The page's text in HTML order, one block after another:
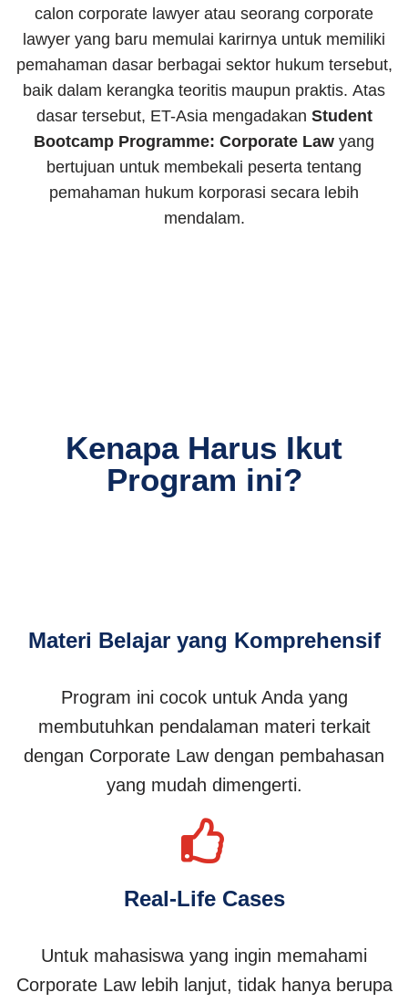
calon corporate lawyer atau seorang corporate
lawyer yang baru memulai karirnya untuk memiliki
pemahaman dasar berbagai sektor hukum tersebut,
baik dalam kerangka teoritis maupun praktis. Atas
dasar tersebut, ET-Asia mengadakan Student
Bootcamp Programme: Corporate Law yang
bertujuan untuk membekali peserta tentang
pemahaman hukum korporasi secara lebih
mendalam.
Kenapa Harus Ikut
Program ini?
Materi Belajar yang Komprehensif
Program ini cocok untuk Anda yang
membutuhkan pendalaman materi terkait
dengan Corporate Law dengan pembahasan
yang mudah dimengerti.
Real-Life Cases
Untuk mahasiswa yang ingin memahami
Corporate Law lebih lanjut, tidak hanya berupa